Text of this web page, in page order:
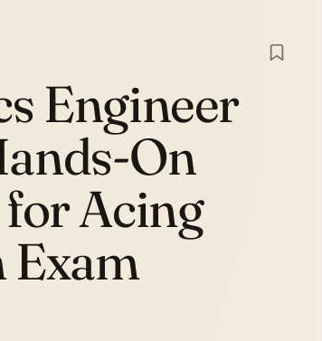
Engineer
On
Acing